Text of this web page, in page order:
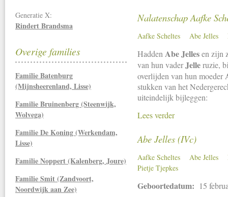
Nalatenschap Aafke
Aafke Scheltes Abe Jelles
HaddenAbe Jellesen zijn
van hun vaderJelleruzie,
overlijden van hun moeder
stukken van het
uiteindelijk bijleggen:
Lees verder
Abe Jelles (IVc)
Aafke Scheltes Abe Jelles
Pietje Tjepkes
Geboortedatum: 15
Generatie X:
Rindert Brandsma
Overige families
Familie Batenburg
(Mijnsheerenland, Lisse)
Familie Bruinenberg (Steenwijk,
Wolvega)
Familie De Koning (Werkendam,
Lisse)
Familie Noppert (Kalenberg, Joure)
Familie Smit (Zandvoort,
Noordwijk aan Zee)